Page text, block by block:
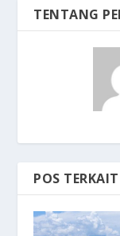
TENTANG
POS TERKAIT